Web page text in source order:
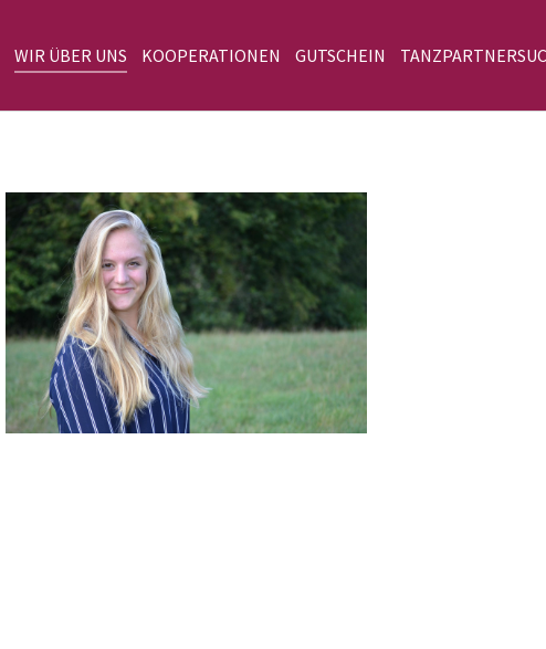
WIR ÜBER UNS KOOPERATIONEN GUTSCHEIN